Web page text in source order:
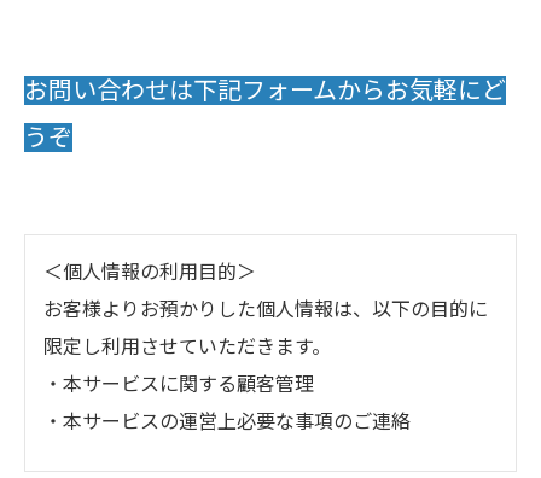
お問い合わせは下記フォームからお気軽にど
うぞ
＜個人情報の利用目的＞
お客様よりお預かりした個人情報は、以下の目的に
限定し利用させていただきます。
・本サービスに関する顧客管理
・本サービスの運営上必要な事項のご連絡